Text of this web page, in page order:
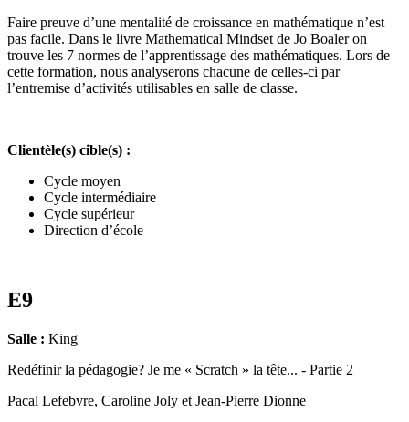
Faire preuve d’une mentalité de croissance en mathématique n’est
pas facile. Dans le livre Mathematical Mindset de Jo Boaler on
trouve les 7 normes de l’apprentissage des mathématiques. Lors de
cette formation, nous analyserons chacune de celles-ci par
l’entremise d’activités utilisables en salle de classe.
Clientèle(s) cible(s) :
Cycle moyen
Cycle intermédiaire
Cycle supérieur
Direction d’école
E9
Salle : King
Redéfinir la pédagogie? Je me « Scratch » la tête... - Partie 2
Pacal Lefebvre, Caroline Joly et Jean-Pierre Dionne